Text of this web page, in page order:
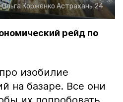
Ольга Корженко Астрахань 24
рейд по
про изобилие
на базаре. Все они